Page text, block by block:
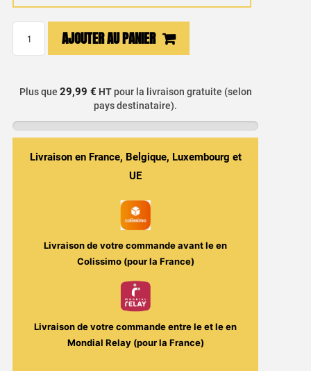
Bleuets
100ml
AJOUTER AU PANIER
Plus que 29,99 € HTpour la livraison gratuite (selon
pays destinataire).
Livraison en France, Belgique, Luxembourg et
UE
Livraison de votre commande avant leen
Colissimo (pour la France)
Livraison de votre commande entre leet leen
Mondial Relay (pour la France)